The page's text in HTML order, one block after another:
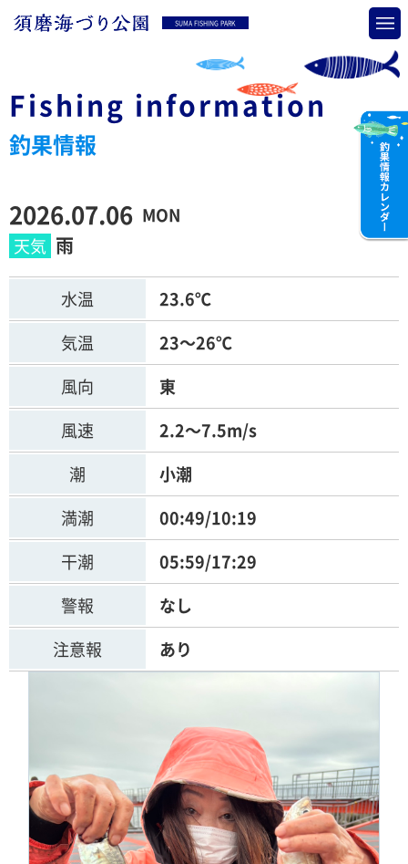
SUMA FISHING PARK
Fishing information
釣果情報
2026.07.06 MON
雨
水温
23.6℃
気温
23～26℃
風向
東
風速
2.2～7.5m/s
潮
小潮
満潮
00:49/10:19
干潮
05:59/17:29
警報
なし
注意報
あり